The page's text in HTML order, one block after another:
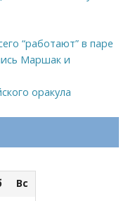
“работают” в паре
Маршак и
оракула
Вс